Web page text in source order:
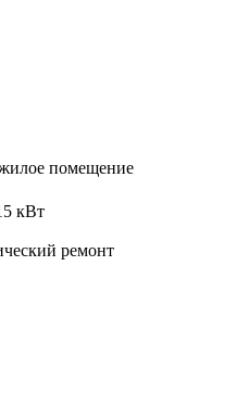
помещение
кВт
ремонт